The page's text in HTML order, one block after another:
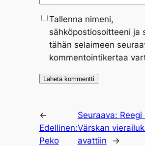
Tallenna nimeni,
sähköpostiosoitteeni ja
tähän selaimeen
kommentointikertaa
←
Edellinen:
Peko
Seuraava: Reegi
Värskan
avattiin
→